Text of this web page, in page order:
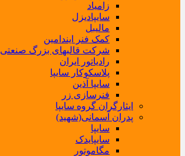
زامیاد
سایپادیزل
مالیبل
کمک فنر ایندامین
شرکت قالبهای بزرگ صنعتی
رادیاتور ایران
پلاسکوکار سایپا
سایپا آذین
فنرسازی زر
ایثارگران گروه سایپا
پدران آسمانی(شهید)
سایپا
سایپایدک
مگاموتور